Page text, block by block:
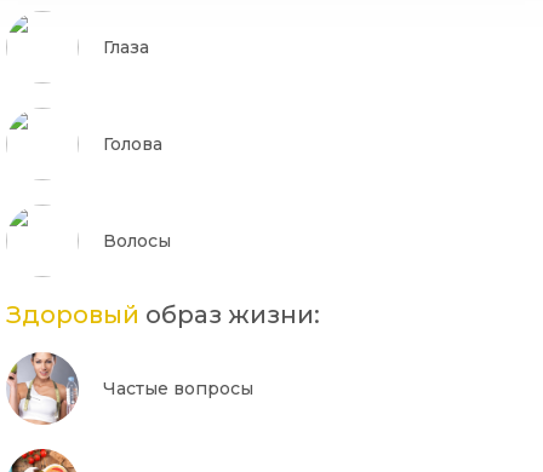
Глаза
Голова
Волосы
Здоровый образ жизни:
Частые вопросы